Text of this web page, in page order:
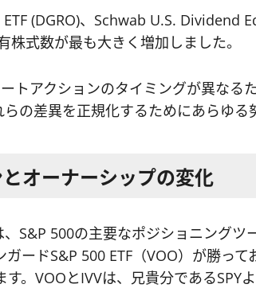
(DGRO)、Schwab U.S. Dividend
株式数が最も大きく増加しました。
トアクションのタイミングが異なる
の差異を正規化するためにあらゆる
オーナーシップの変化
S&P 500の主要なポジショニングツ
ードS&P 500 ETF（VOO）が勝って
す。VOOとIVVは、兄貴分であるSPY